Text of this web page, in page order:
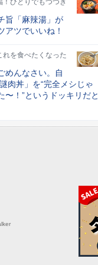
旨「麻辣湯」が
アツでいいね！
れを食べたくなった
めんなさい。自
肉丼」を“完全メシじゃ
〜！”というドッキリだと